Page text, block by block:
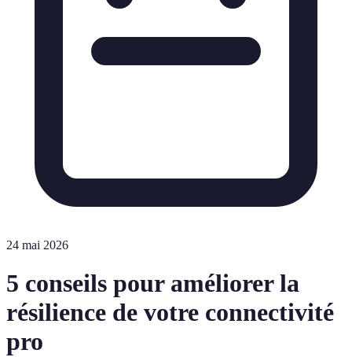
24 mai 2026
5 conseils pour améliorer la
résilience de votre connectivité
pro